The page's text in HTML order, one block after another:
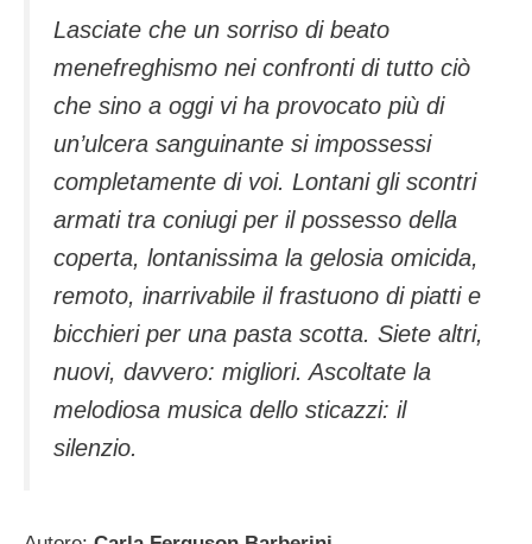
Lasciate che un sorriso di beato
menefreghismo nei confronti di tutto ciò
che sino a oggi vi ha provocato più di
un’ulcera sanguinante si impossessi
completamente di voi. Lontani gli scontri
armati tra coniugi per il possesso della
coperta, lontanissima la gelosia omicida,
remoto, inarrivabile il frastuono di piatti e
bicchieri per una pasta scotta. Siete altri,
nuovi, davvero: migliori. Ascoltate la
melodiosa musica dello sticazzi: il
silenzio.